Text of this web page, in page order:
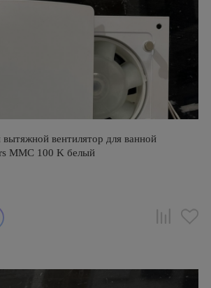
вентилятор для ванной
ММC 100 K белый